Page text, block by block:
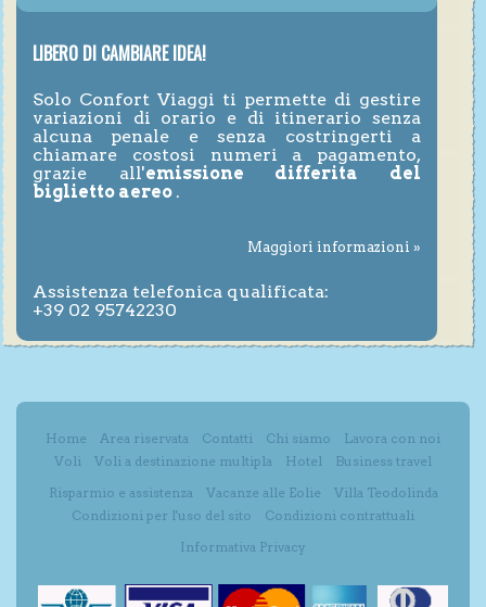
LIBERO DI CAMBIARE IDEA!
Solo Confort Viaggi ti permette di gestire
variazioni di orario e di itinerario senza
alcuna penale e senza costringerti a
chiamare costosi numeri a pagamento,
grazie all'emissione differita del
biglietto aereo .
Maggiori informazioni »
Assistenza telefonica qualificata:
+39 02 95742230
Home Area riservata Contatti Chi siamo
Lavora con noi
Voli
Voli a destinazione multipla Hotel
Business travel
Risparmio e assistenza
Vacanze alle Eolie
Villa Teodolinda
Condizioni per l'uso del sito
Condizioni contrattuali
Informativa Privacy